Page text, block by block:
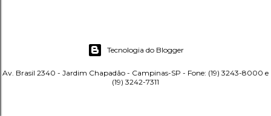
Tecnologia do Blogger
Av. Brasil 2340 - Jardim Chapadão - Campinas-SP - Fone: (19) 3243-8000 e
(19) 3242-7311